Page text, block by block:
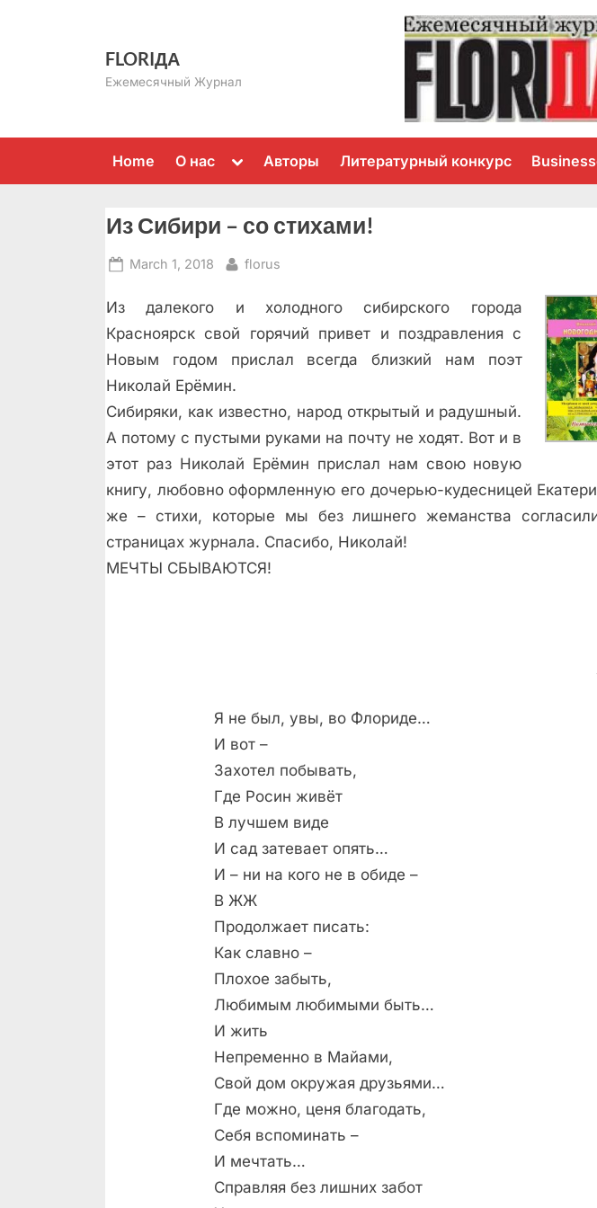
FLORIДА
Ежемесячный Журнал
Home О нас
Toggle
menu
Авторы Литературный конкурс
Из Сибири – со стихами!
Posted
March 1, 2018 By
florus
Из далекого и холодного сибирского города
Красноярск свой горячий привет и поздравления с
Новым годом прислал всегда близкий нам поэт
Николай Ерёмин.
Сибиряки, как известно, народ открытый и радушный.
А потому с пустыми руками на почту не ходят. Вот и в
этот раз Николай Ерёмин прислал нам свою новую
книгу, любовно оформленную его дочерью-кудесницей
же – стихи, которые мы без лишнего жеманства
страницах журнала. Спасибо, Николай!
МЕЧТЫ СБЫВАЮТСЯ!
Я не был, увы, во Флориде…
И вот –
Захотел побывать,
Где Росин живёт
В лучшем виде
И сад затевает опять…
И – ни на кого не в обиде –
В ЖЖ
Продолжает писать:
Как славно –
Плохое забыть,
Любимым любимыми быть…
И жить
Непременно в Майами,
Свой дом окружая друзьями…
Где можно, ценя благодать,
Себя вспоминать –
И мечтать…
Справляя без лишних забот